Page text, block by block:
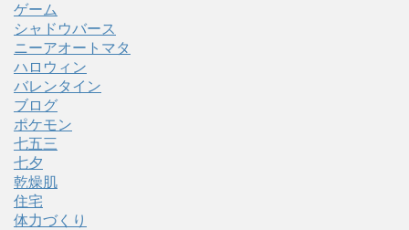
ゲーム
シャドウバース
ニーアオートマタ
ハロウィン
バレンタイン
ブログ
ポケモン
七五三
七夕
乾燥肌
住宅
体力づくり